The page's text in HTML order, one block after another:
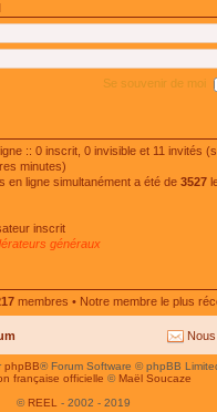
Se souvenir de moi
:: 0 inscrit, 0 invisible et 11 invités
minutes)
en ligne simultanément a été de 3527
inscrit
généraux
membres • Notre membre le plus
phpBB® Forum Software © phpBB
française officielle © Maël Soucaze
© REEL - 2002 - 2019